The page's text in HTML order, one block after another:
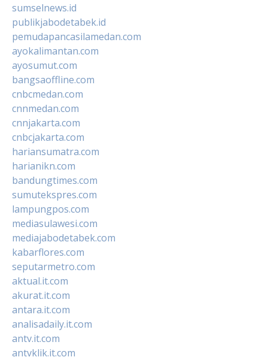
sumselnews.id
publikjabodetabek.id
pemudapancasilamedan.com
ayokalimantan.com
ayosumut.com
bangsaoffline.com
cnbcmedan.com
cnnmedan.com
cnnjakarta.com
cnbcjakarta.com
hariansumatra.com
harianikn.com
bandungtimes.com
sumutekspres.com
lampungpos.com
mediasulawesi.com
mediajabodetabek.com
kabarflores.com
seputarmetro.com
aktual.it.com
akurat.it.com
antara.it.com
analisadaily.it.com
antv.it.com
antvklik.it.com